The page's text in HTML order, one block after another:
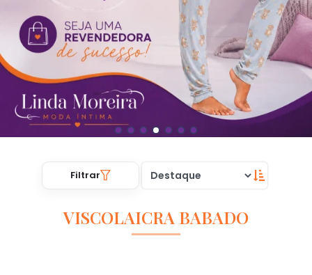
Filtrar
VISCOLAICRA BABADO